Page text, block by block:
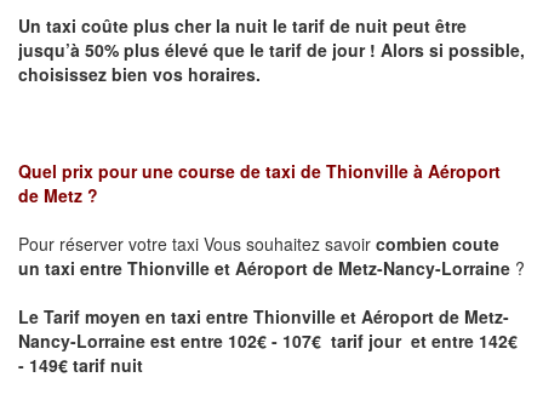
Un taxi coûte plus cher la nuit le tarif de nuit peut être
jusqu’à 50% plus élevé que le tarif de jour ! Alors si possible,
choisissez bien vos horaires.
Quel prix pour une course de taxi de Thionville à Aéroport
de Metz ?
Pour réserver votre taxi Vous souhaitez savoir combien coute
un taxi entre Thionville et Aéroport de Metz-Nancy-Lorraine ?
Le Tarif moyen en taxi entre Thionville et Aéroport de Metz-
Nancy-Lorraine est entre 102€ - 107€ tarif jour et entre 142€
- 149€ tarif nuit